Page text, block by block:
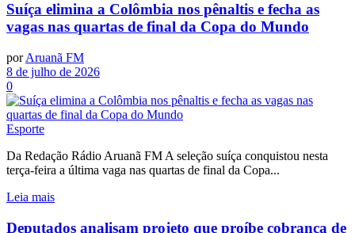
Suíça elimina a Colômbia nos pênaltis e fecha as
vagas nas quartas de final da Copa do Mundo
por Aruanã FM
8 de julho de 2026
0
Esporte
Da Redação Rádio Aruanã FM A seleção suíça conquistou nesta
terça-feira a última vaga nas quartas de final da Copa...
Leia mais
Deputados analisam projeto que proíbe cobrança de